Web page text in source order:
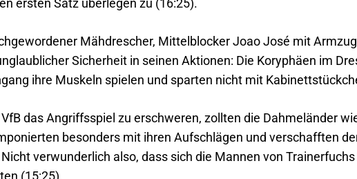
ersten Satz überlegen zu (16:25).
Mähdrescher, Mittelblocker Joao José mit
Sicherheit in seinen Aktionen: Die Koryphäen im
ihre Muskeln spielen und sparten nicht mit
das Angriffsspiel zu erschweren, zollten die Dahmeländer
besonders mit ihren Aufschlägen und verschafften
verwunderlich also, dass sich die Mannen von
(15:25).